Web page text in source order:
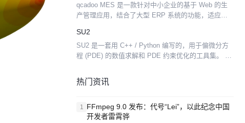
qcadoo MES 是一款针对中小企业的基于 Web 的生
产管理应用，结合了大型 ERP 系统的功能，适应中
SU2
SU2 是一套用 C++ / Python 编写的，用于偏微分方
程 (PDE) 的数值求解和 PDE 约束优化的工具集。 它
状优化，并且可扩展，因...
热门资讯
1 FFmpeg 9.0 发布：代号“Lei”，以此纪念中国
开发者雷霄骅